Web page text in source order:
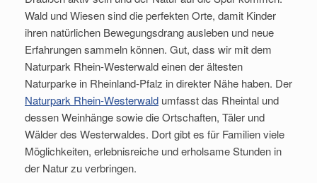
Wald und Wiesen sind die perfekten Orte, damit Kinder
ihren natürlichen Bewegungsdrang ausleben und neue
Erfahrungen sammeln können. Gut, dass wir mit dem
Naturpark Rhein-Westerwald einen der ältesten
Naturparke in Rheinland-Pfalz in direkter Nähe haben. Der
Naturpark Rhein-Westerwald umfasst das Rheintal und
dessen Weinhänge sowie die Ortschaften, Täler und
Wälder des Westerwaldes. Dort gibt es für Familien viele
Möglichkeiten, erlebnisreiche und erholsame Stunden in
der Natur zu verbringen.